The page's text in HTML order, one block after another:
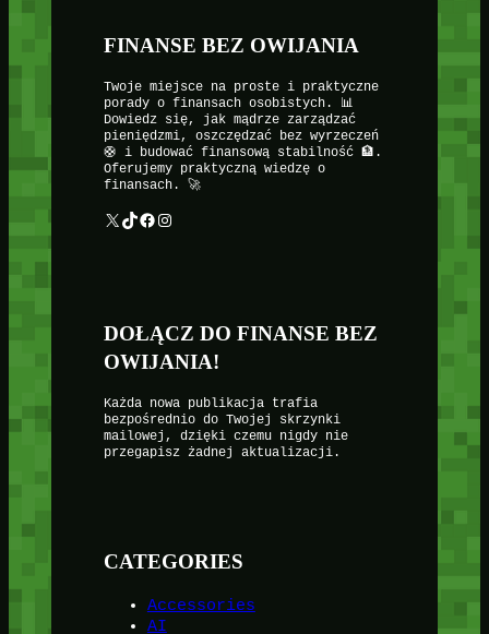
FINANSE BEZ OWIJANIA
Twoje miejsce na proste i praktyczne
porady o finansach osobistych. 📊
Dowiedz się, jak mądrze zarządzać
pieniędzmi, oszczędzać bez wyrzeczeń
🛟 i budować finansową stabilność 🏦.
Oferujemy praktyczną wiedzę o
finansach. 🚀
X TikTok Facebook Instagram
DOŁĄCZ DO FINANSE BEZ
OWIJANIA!
Każda nowa publikacja trafia
bezpośrednio do Twojej skrzynki
mailowej, dzięki czemu nigdy nie
przegapisz żadnej aktualizacji.
CATEGORIES
Accessories
AI